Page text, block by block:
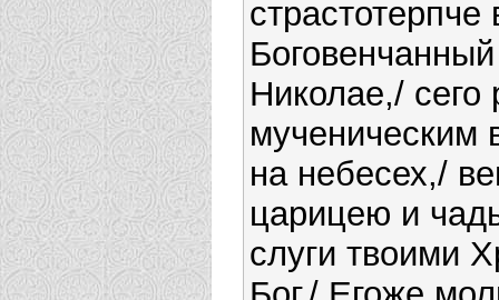
страстотерпче
Николае,/ сего
мученическим
на небесех,/
царицею и
слуги твоими